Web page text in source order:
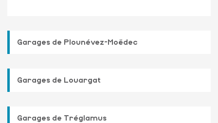
Garages de Plounévez-Moëdec
Garages de Louargat
Garages de Tréglamus